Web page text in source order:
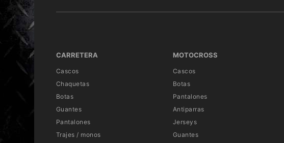
CARRETERA
Cascos
Chaquetas
Botas
Guantes
Pantalones
Trajes / monos
MOTOCROSS
Cascos
Botas
Pantalones
Antiparras
Jerseys
Guantes